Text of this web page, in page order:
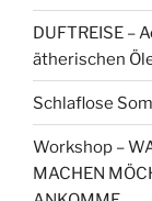
DUFTREISE –
ätherischen
Schlaflose
Workshop –
MACHEN